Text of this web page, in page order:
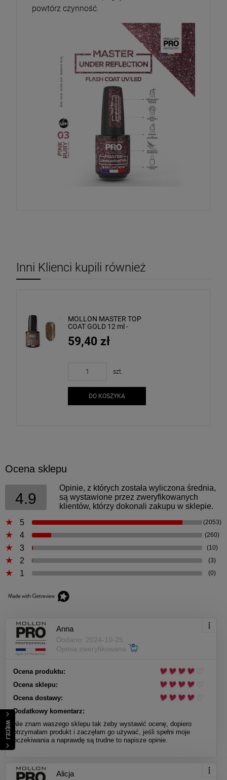
WIĘCEJ
powtórz czynność.
Inni Klienci kupili również
MOLLON MASTER TOP
COAT GOLD 12 ml -
UV/LED bez warstwy
dyspresyjnej
59,40 zł
szt.
DO KOSZYKA
Ocena sklepu
4.9
Opinie, z których została wyliczona średnia,
są wystawione przez zweryfikowanych
klientów, którzy dokonali zakupu w sklepie.
5
(2053)
4 (260)
3 (10)
2 (3)
1 (0)
Anna
Dodano: 2024-10-25
Opinia zweryfikowana
Ocena produktu:
Ocena sklepu:
Ocena dostawy:
Dodatkowy komentarz:
Nie znam waszego sklepu tak żeby wystawić ocenę, dopiero
otrzymałam produkt i zaczęłam go używać, jeśli spełni moje
oczekiwania a naprawdę są trudne to napisze opinie.
Alicja